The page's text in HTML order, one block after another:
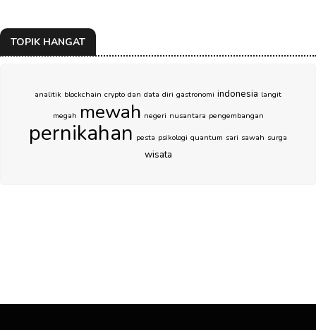
TOPIK HANGAT
analitik blockchain crypto dan data diri gastronomi indonesia langit
megah mewah negeri nusantara pengembangan
pernikahan pesta psikologi quantum sari sawah surga
wisata